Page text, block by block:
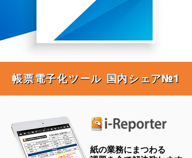
帳票電子化ツール 国内シェア№1
​紙の業務にまつわる